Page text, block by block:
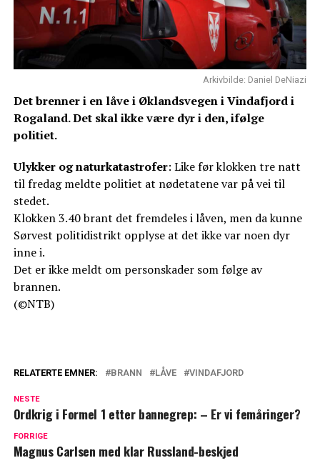
Arkivbilde: Daniel DeNiazi
Det brenner i en låve i Øklandsvegen i Vindafjord i
Rogaland. Det skal ikke være dyr i den, ifølge
politiet.
Ulykker og naturkatastrofer: Like før klokken tre natt
til fredag meldte politiet at nødetatene var på vei til
stedet.
Klokken 3.40 brant det fremdeles i låven, men da kunne
Sørvest politidistrikt opplyse at det ikke var noen dyr
inne i.
Det er ikke meldt om personskader som følge av
brannen.
(©NTB)
RELATERTE EMNER: BRANN LÅVE VINDAFJORD
NESTE
Ordkrig i Formel 1 etter bannegrep: – Er vi femåringer?
FORRIGE
Magnus Carlsen med klar Russland-beskjed